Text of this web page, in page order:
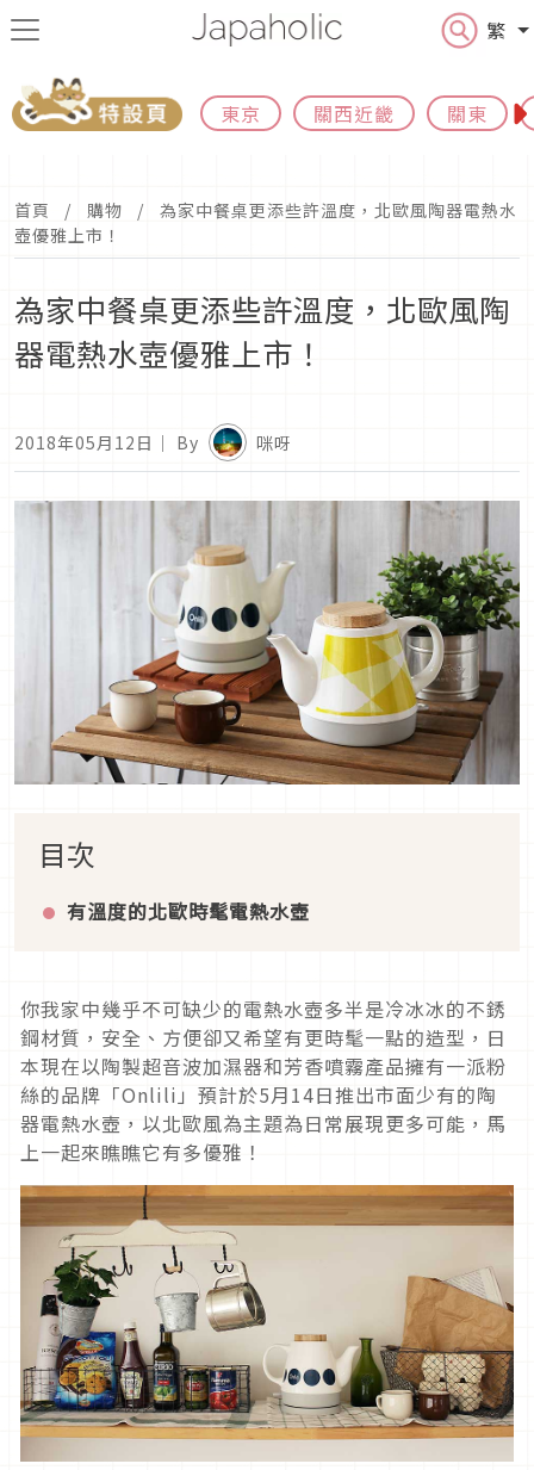
繁
東京 關西近畿 關東
首頁 購物
為家中餐桌更添些許溫度，北歐風陶器電熱水
壺優雅上市！
為家中餐桌更添些許溫度，北歐風陶
器電熱水壺優雅上市！
2018年05月12日 ｜ By 咪呀
目次
有溫度的北歐時髦電熱水壺
你我家中幾乎不可缺少的電熱水壺多半是冷冰冰的不銹
鋼材質，安全、方便卻又希望有更時髦一點的造型，日
本現在以陶製超音波加濕器和芳香噴霧產品擁有一派粉
絲的品牌「Onlili」預計於5月14日推出市面少有的陶
器電熱水壺，以北歐風為主題為日常展現更多可能，馬
上一起來瞧瞧它有多優雅！